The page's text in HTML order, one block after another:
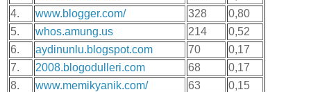
4.
www.blogger.com/ 328
0,80
5.
whos.amung.us 214
0,52
6.
aydinunlu.blogspot.com 70
0,17
7.
2008.blogodulleri.com 68
0,17
8.
www.memikyanik.com/ 63
0,15